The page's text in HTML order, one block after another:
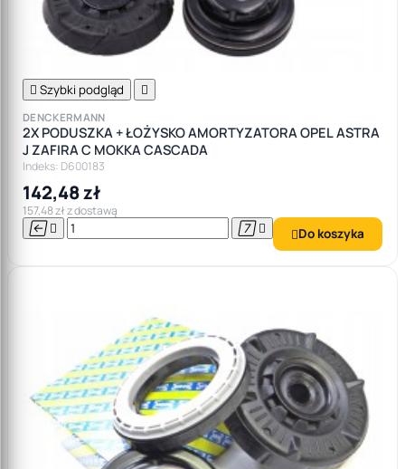
 Szybki podgląd 
DENCKERMANN
2X PODUSZKA + ŁOŻYSKO AMORTYZATORA OPEL ASTRA
J ZAFIRA C MOKKA CASCADA
Indeks: D600183
142,48 zł
157,48 zł z dostawą
    Do koszyka